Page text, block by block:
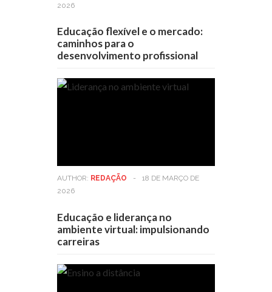
2026
Educação flexível e o mercado:
caminhos para o
desenvolvimento profissional
AUTHOR: REDAÇÃO -
18 DE MARÇO DE
2026
Educação e liderança no
ambiente virtual: impulsionando
carreiras